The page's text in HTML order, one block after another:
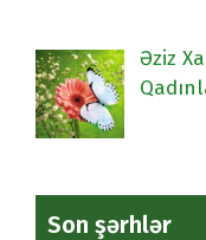
Əziz
Son şərhlər